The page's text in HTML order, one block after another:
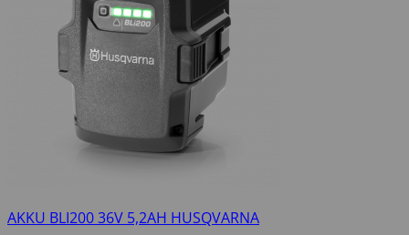
AKKU BLI200 36V 5,2AH HUSQVARNA